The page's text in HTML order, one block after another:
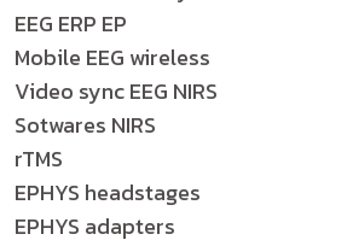
EEG ERP EP
Mobile EEG wireless
Video sync EEG NIRS
Sotwares NIRS
rTMS
EPHYS headstages
EPHYS adapters